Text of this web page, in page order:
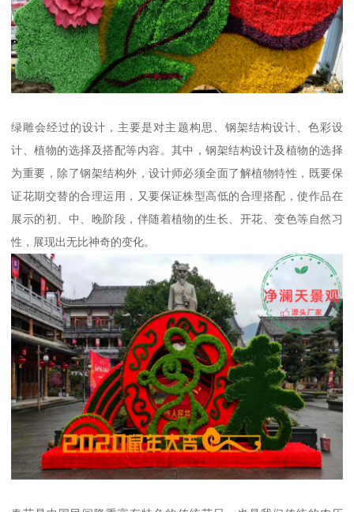
绿雕会经过的设计，主要是对主题构思、钢架结构设计、色彩设
计、植物的选择及搭配等内容。其中，钢架结构设计及植物的选择
为重要，除了钢架结构外，设计师必须全面了解植物特性，既要保
证花期交替的合理运用，又要保证株型高低的合理搭配，使作品在
展示的初、中、晚阶段，伴随着植物的生长、开花、变色等自然习
性，展现出无比神奇的变化。